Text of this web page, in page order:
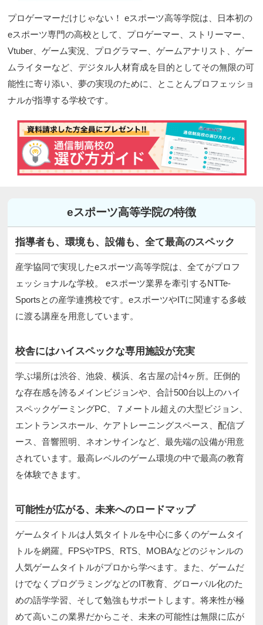
プロゲーマーだけじゃない！ eスポーツ高等学院は、日本初の
eスポーツ専門の高校として、プロゲーマー、ストリーマー、
Vtuber、ゲーム実況、プログラマー、ゲームアナリスト、ゲー
ムライターなど、デジタル人材育成を目的としてその無限の可
能性に寄り添い、夢の実現のために、とことんプロフェッショ
ナルが指導する学校です。
eスポーツ高等学院の特徴
指導者も、環境も、設備も、全て最高のスペック
産学協同で実現したeスポーツ高等学院は、全てがプロフ
ェッショナルな学校。 eスポーツ業界を牽引するNTTe-
Sportsとの産学連携校です。eスポーツやITに関連する多岐
に渡る講座を用意しています。
校舎にはハイスペックな専用施設が充実
学ぶ場所は渋谷、池袋、横浜、名古屋の計4ヶ所。圧倒的
な存在感を誇るメインビジョンや、合計500台以上のハイ
スペックゲーミングPC、７メートル超えの大型ビジョン、
エントランスホール、ケアトレーニングスペース、配信ブ
ース、音響照明、ネオンサインなど、最先端の設備が用意
されています。最高レベルのゲーム環境の中で最高の教育
を体験できます。
可能性が広がる、未来へのロードマップ
ゲームタイトルは人気タイトルを中心に多くのゲームタイ
トルを網羅。FPSやTPS、RTS、MOBAなどのジャンルの
人気ゲームタイトルがプロから学べます。また、ゲームだ
けでなくプログラミングなどのIT教育、グローバル化のた
めの語学学習、そして勉強もサポートします。将来性が極
めて高いこの業界だからこそ、未来の可能性は無限に広が